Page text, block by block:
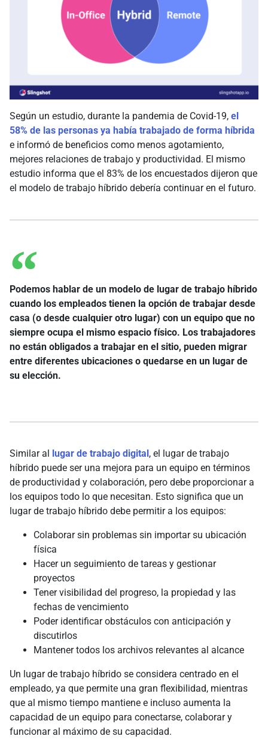
Según un estudio, durante la pandemia de Covid-19, el
58% de las personas ya había trabajado de forma híbrida
e informó de beneficios como menos agotamiento,
mejores relaciones de trabajo y productividad. El mismo
estudio informa que el 83% de los encuestados dijeron que
el modelo de trabajo híbrido debería continuar en el futuro.
Podemos hablar de un modelo de lugar de trabajo híbrido
cuando los empleados tienen la opción de trabajar desde
casa (o desde cualquier otro lugar) con un equipo que no
siempre ocupa el mismo espacio físico. Los trabajadores
no están obligados a trabajar en el sitio, pueden migrar
entre diferentes ubicaciones o quedarse en un lugar de
su elección.
Similar al lugar de trabajo digital, el lugar de trabajo
híbrido puede ser una mejora para un equipo en términos
de productividad y colaboración, pero debe proporcionar a
los equipos todo lo que necesitan. Esto significa que un
lugar de trabajo híbrido debe permitir a los equipos:
Colaborar sin problemas sin importar su ubicación
física
Hacer un seguimiento de tareas y gestionar
proyectos
Tener visibilidad del progreso, la propiedad y las
fechas de vencimiento
Poder identificar obstáculos con anticipación y
discutirlos
Mantener todos los archivos relevantes al alcance
Un lugar de trabajo híbrido se considera centrado en el
empleado, ya que permite una gran flexibilidad, mientras
que al mismo tiempo mantiene e incluso aumenta la
capacidad de un equipo para conectarse, colaborar y
funcionar al máximo de su capacidad.